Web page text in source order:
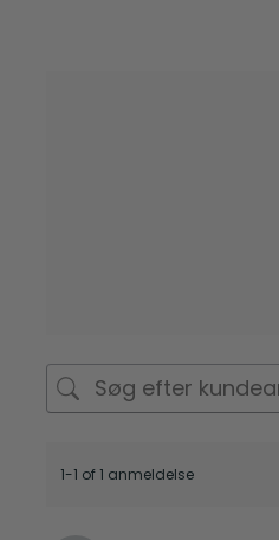
1-1 of 1 anmeldelse